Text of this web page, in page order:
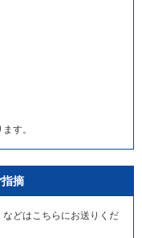
す。
摘
どはこちらにお送りくだ